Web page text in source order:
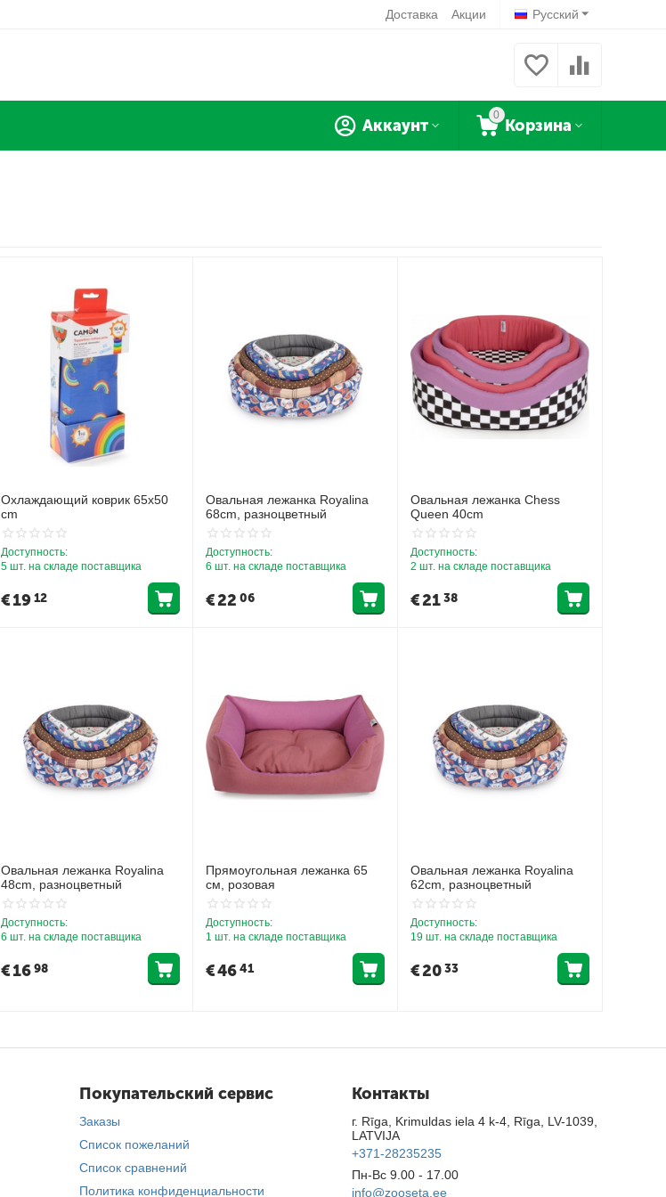
Русский
Доставка Акции
0
Корзина
Аккаунт
Охлаждающий коврик 65x50
cm
Доступность:
5 шт. на складе поставщика
€1912
Овальная лежанка Royalina
68cm, разноцветный
Доступность:
6 шт. на складе поставщика
€22 06
Овальная лежанка Chess
Queen 40cm
Доступность:
2 шт. на складе поставщика
€2138
Овальная лежанка Royalina
48cm, разноцветный
Доступность:
6 шт. на складе поставщика
€1698
Прямоугольная лежанка 65
см, розовая
Доступность:
1 шт. на складе поставщика
€4641
Овальная лежанка Royalina
62cm, разноцветный
Доступность:
19 шт. на складе поставщика
€2033
Покупательский сервис
Заказы
Список пожеланий
Список сравнений
Политика конфиденциальности
Контакты
г. Rīga, Krimuldas iela 4 k-4, Rīga, LV-1039,
LATVIJA
+371-28235235
Пн-Вс 9.00 - 17.00
info@zooseta.ee